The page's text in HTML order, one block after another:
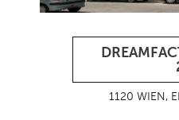
1120 WIEN,